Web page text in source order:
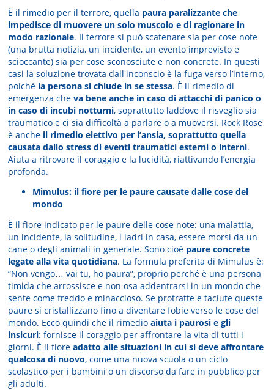
È il rimedio per il terrore, quella paura paralizzante che
impedisce di muovere un solo muscolo e di ragionare in
modo razionale. Il terrore si può scatenare sia per cose note
(una brutta notizia, un incidente, un evento imprevisto e
scioccante) sia per cose sconosciute e non concrete. In questi
casi la soluzione trovata dall'inconscio è la fuga verso l’interno,
poiché la persona si chiude in se stessa. È il rimedio di
emergenza cheva bene anche in caso di attacchi di panico o
in caso di incubi notturni, soprattutto laddove il risveglio sia
traumatico e ci sia difficoltà a parlare o a muoversi. Rock Rose
è anche il rimedio elettivo per l’ansia, soprattutto quella
causata dallo stress di eventi traumatici esterni o interni.
Aiuta a ritrovare il coraggio e la lucidità, riattivando l’energia
profonda.
Mimulus: il fiore per le paure causate dalle cose del
mondo
È il fiore indicato per le paure delle cose note: una malattia,
un incidente, la solitudine, i ladri in casa, essere morsi da un
cane o degli animali in generale. Sono cioè paure concrete
legate alla vita quotidiana. La formula preferita di Mimulus è:
“Non vengo… vai tu, ho paura”, proprio perché è una persona
timida che arrossisce e non osa addentrarsi in un mondo che
sente come freddo e minaccioso. Se protratte e taciute queste
paure si cristallizzano fino a diventare fobie verso le cose del
mondo. Ecco quindi che il rimedioaiuta i paurosi e gli
insicuri: fornisce il coraggio per affrontare la vita di tutti i
giorni. È il fiore adatto alle situazioni in cui si deve affrontare
qualcosa di nuovo, come una nuova scuola o un ciclo
scolastico per i bambini o un discorso da fare in pubblico per
gli adulti.